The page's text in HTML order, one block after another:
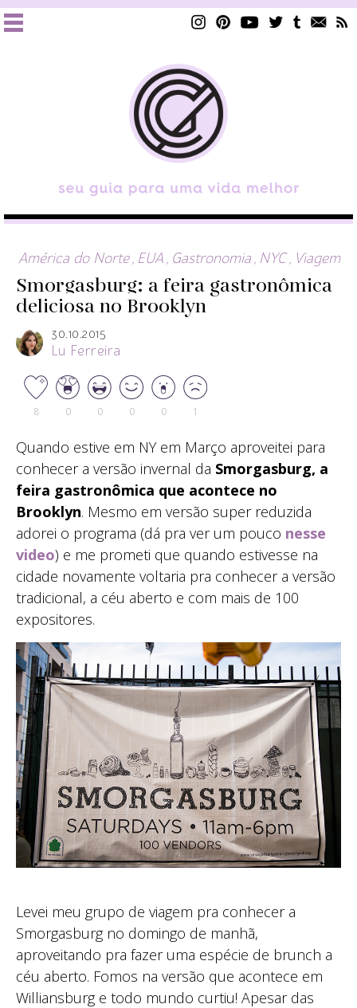
América do Norte EUA Gastronomia NYC Viagem
Smorgasburg: a feira gastronômica
deliciosa no Brooklyn
30.10.2015
Lu Ferreira
8 0 0 0 0 1
Quando estive em NY em Março aproveitei para
conhecer a versão invernal da Smorgasburg, a
feira gastronômica que acontece no
Brooklyn. Mesmo em versão super reduzida
adorei o programa (dá pra ver um pouco nesse
video) e me prometi que quando estivesse na
cidade novamente voltaria pra conhecer a versão
tradicional, a céu aberto e com mais de 100
expositores.
Levei meu grupo de viagem pra conhecer a
Smorgasburg no domingo de manhã,
aproveitando pra fazer uma espécie de brunch a
céu aberto. Fomos na versão que acontece em
Williansburg e todo mundo curtiu! Apesar das